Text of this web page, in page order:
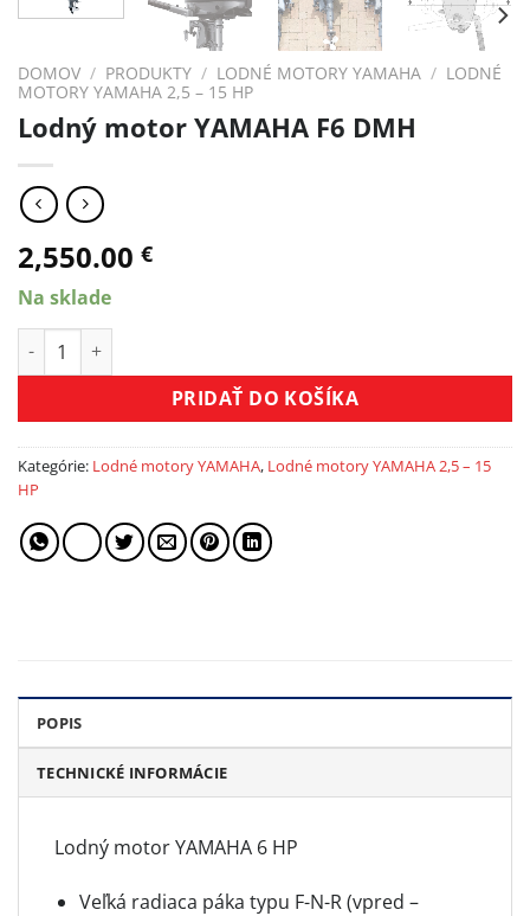
DOMOV / PRODUKTY / LODNÉ MOTORY YAMAHA / LODNÉ
MOTORY YAMAHA 2,5 – 15 HP
Lodný motor YAMAHA F6 DMH
2,550.00 €
Na sklade
množstvo Lodný motor YAMAHA F6 DMH
PRIDAŤ DO KOŠÍKA
Kategórie: Lodné motory YAMAHA, Lodné motory YAMAHA 2,5 – 15
HP
POPIS
TECHNICKÉ INFORMÁCIE
Lodný motor YAMAHA 6 HP
Veľká radiaca páka typu F-N-R (vpred –